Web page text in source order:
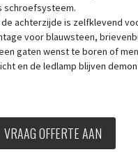
schroefsysteem.
de achterzijde is zelfklevend
voor blauwsteen,
gaten wenst te boren of
en de ledlamp blijven
VRAAG OFFERTE AAN